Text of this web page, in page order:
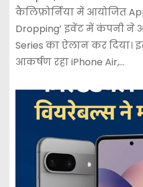
कैलिफ़ोर्निया में आयोजित
Dropping’ इवेंट में कंपनी ने
Series का ऐलान कर दिया।
आकर्षण रहा iPhone Air,…